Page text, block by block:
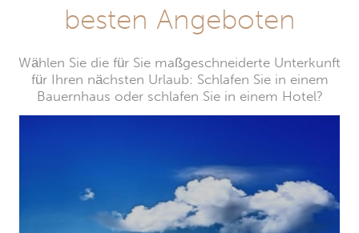
besten Angeboten
Wählen Sie die für Sie maßgeschneiderte Unterkunft
für Ihren nächsten Urlaub: Schlafen Sie in einem
Bauernhaus oder schlafen Sie in einem Hotel?